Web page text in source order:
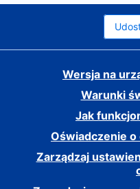
Wersja na
Warunki
Jak
Oświadczenie
Zarządzaj